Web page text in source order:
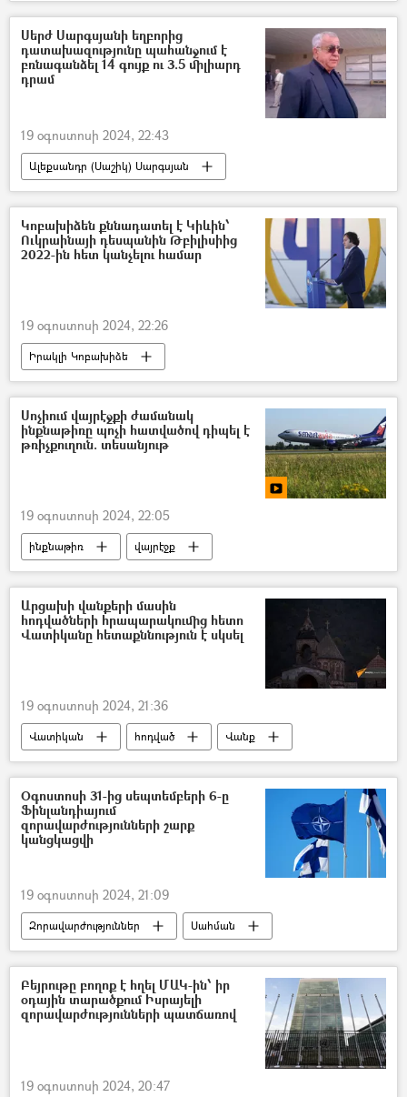
Արմեն Դուլյան
Սերժ Սարգսյանի եղբորից
դատախազությունը պահանջում է
բռնագանձել 14 գույք ու 3.5 միլիարդ
դրամ
19 օգոստոսի 2024, 22:43
Ալեքսանդր (Սաշիկ) Սարգսյան
Անշարժ գույք
ՀՀ դատախազություն
դատախազ
ՀՀ գլխավոր դատախազություն
բռնագանձում
Կոբախիձեն քննադատել է Կիևին՝
Ուկրաինայի դեսպանին Թբիլիսիից
2022-ին հետ կանչելու համար
19 օգոստոսի 2024, 22:26
Իրակլի Կոբախիձե
Դոնբասի պաշտպանություն. ՌԴ–ի ռազմական հատուկ գործողությունը Ուկրաինայում
Վրաստանի Հանրապետություն
Ուկրաինա
Ռուսաստան
Դեսպան
Սոչիում վայրէջքի ժամանակ
ինքնաթիռը պոչի հատվածով դիպել է
թռիչքուղուն. տեսանյութ
19 օգոստոսի 2024, 22:05
ինքնաթիռ
վայրէջք
Սանկտ Պետերբուրգ
Սոչի
Արցախի վանքերի մասին
հոդվածների հրապարակումից հետո
Վատիկանը հետաքննություն է սկսել
19 օգոստոսի 2024, 21:36
Վատիկան հոդված
Վանք
Ալբանիա
Դադիվանք
Արցախ
Լեռնային Ղարաբաղ
հայ-ադրբեջանական
Ադրբեջան
հետաքննություն
Օգոստոսի 31-ից սեպտեմբերի 6-ը
Ֆինլանդիայում
զորավարժությունների շարք
կանցկացվի
19 օգոստոսի 2024, 21:09
Զորավարժություններ
Սահման
Ֆինլանդիա
Ռուսաստան
Բեյրութը բողոք է հղել ՄԱԿ-ին՝ իր
օդային տարածքում Իսրայելի
զորավարժությունների պատճառով
19 օգոստոսի 2024, 20:47